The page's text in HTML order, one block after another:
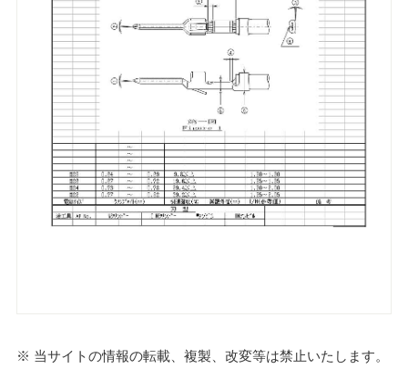
※ 当サイトの情報の転載、複製、改変等は禁止いたします。